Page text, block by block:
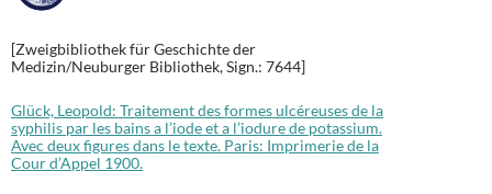
[Zweigbibliothek für Geschichte der
Medizin/Neuburger Bibliothek, Sign.: 7644]
Glück, Leopold: Traitement des formes ulcéreuses de la
syphilis par les bains a l’iode et a l’iodure de potassium.
Avec deux figures dans le texte. Paris: Imprimerie de la
Cour d’Appel 1900.